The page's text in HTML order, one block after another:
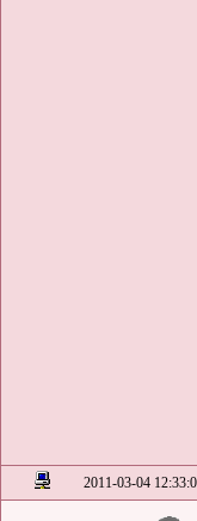
2011-03-04